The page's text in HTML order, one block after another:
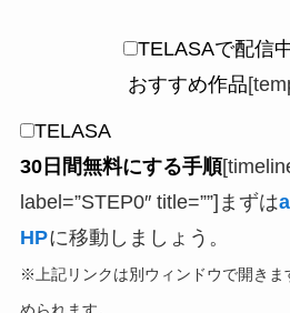
TELASAで配信
おすすめ作品
TELASA
30日間無料にする手順
label=”STEP0″ title=””]まずは
HPに移動しましょう。
※上記リンクは別ウィンドウで開きま
められます。